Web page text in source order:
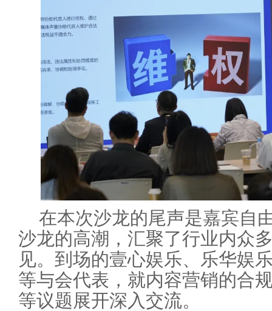
在本次沙龙的尾声是嘉宾自
沙龙的高潮，汇聚了行业内众
见。到场的壹心娱乐、乐华娱
等与会代表，就内容营销的合
等议题展开深入交流。